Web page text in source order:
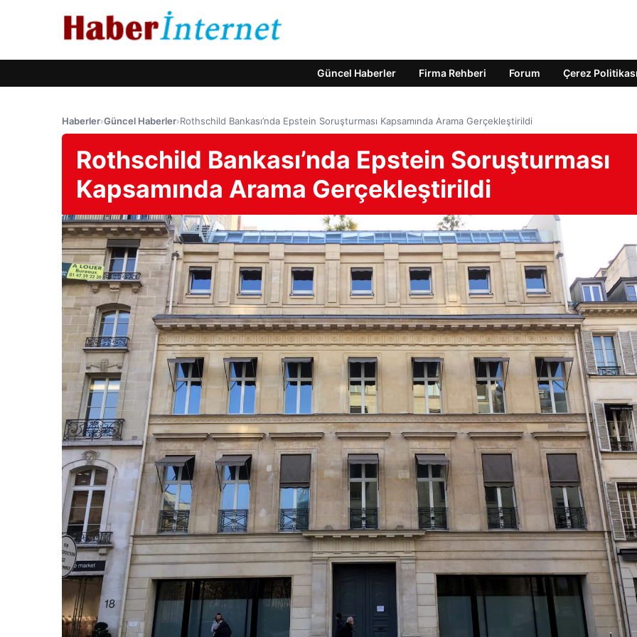
Güncel Haberler Firma Rehberi Forum Çerez Politikası
Haberler›Güncel Haberler›Rothschild Bankası’nda Epstein Soruşturması Kapsamında Arama Gerçekleştirildi
Rothschild Bankası’nda Epstein Soruşturması
Kapsamında Arama Gerçekleştirildi